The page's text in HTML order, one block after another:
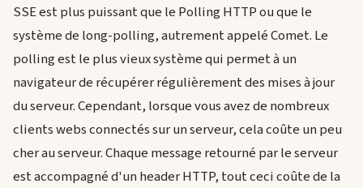
SSE est plus puissant que le Polling HTTP ou que le
système de long-polling, autrement appelé Comet. Le
polling est le plus vieux système qui permet à un
navigateur de récupérer régulièrement des mises à jour
du serveur. Cependant, lorsque vous avez de nombreux
clients webs connectés sur un serveur, cela coûte un peu
cher au serveur. Chaque message retourné par le serveur
est accompagné d'un header HTTP, tout ceci coûte de la